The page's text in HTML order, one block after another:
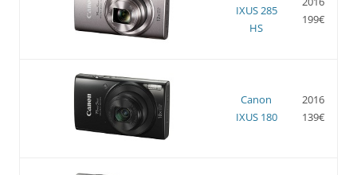
IXUS 285
HS
199€
Canon
IXUS 180
2016
139€